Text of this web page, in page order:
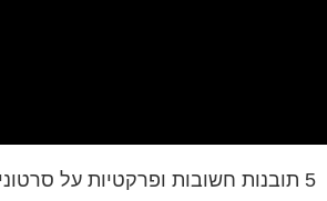
5 תובנות חשובות ופרקטיות על סרטונים ככלי שיווקי